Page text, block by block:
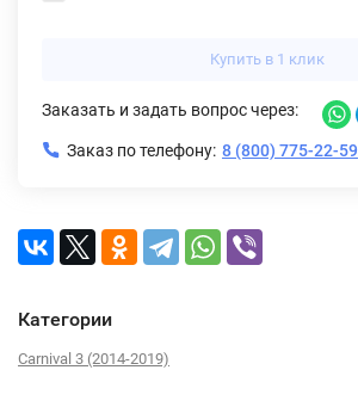
Купить в 1 клик
Заказать и задать вопрос через:
Заказ по телефону: 8 (800) 775-22-59
Категории
Carnival 3 (2014-2019)